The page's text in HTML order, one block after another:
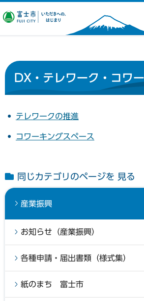
富士市 いただ
DX・テレワーク・コワ
テレワークの推進
コワーキングスペース
同じカテゴリのページを 見る
産業振興
お知らせ（産業振興）
各種申請・届出書類（様式集）
紙のまち 富士市